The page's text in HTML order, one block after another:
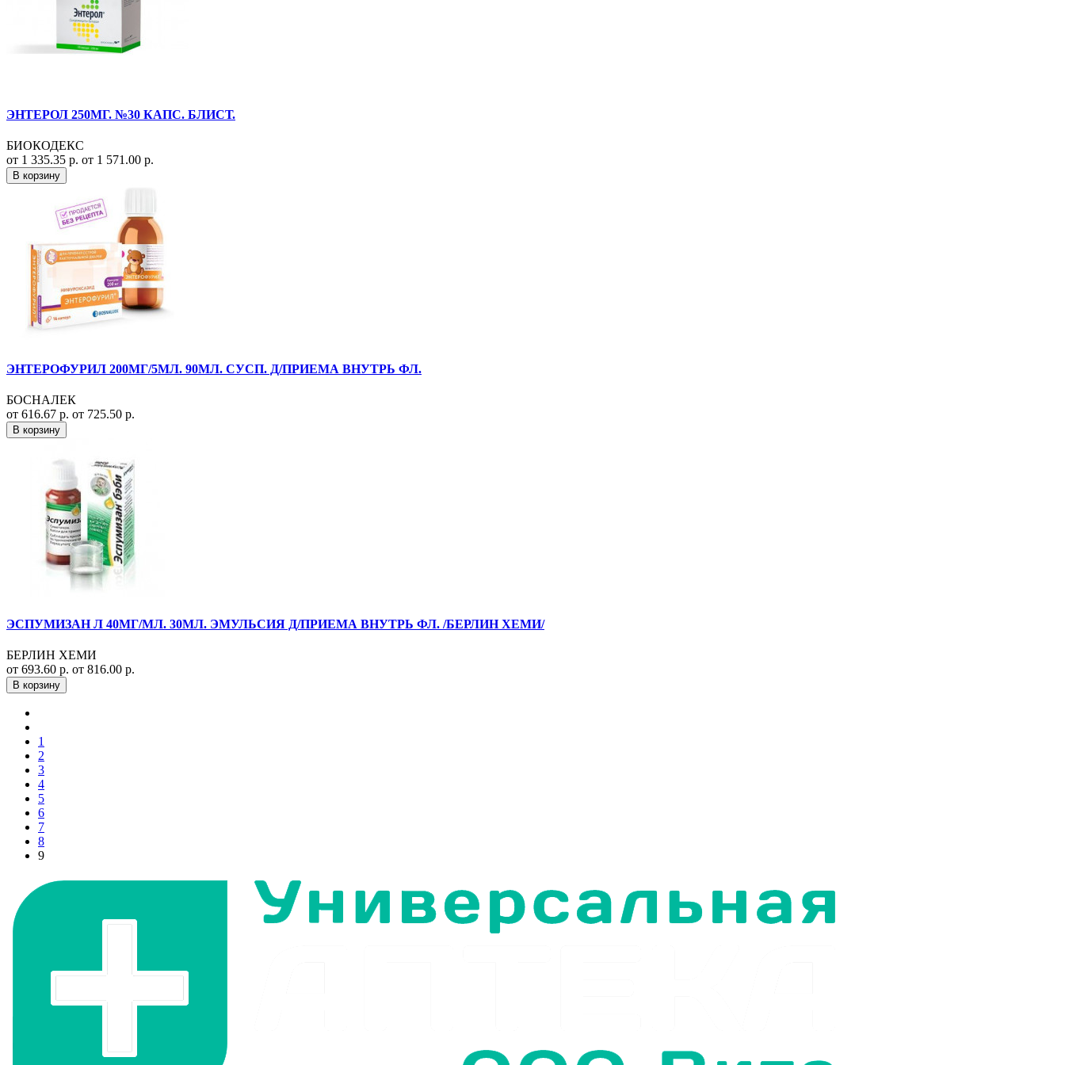
ЭНТЕРОЛ 250МГ. №30 КАПС. БЛИСТ.
БИОКОДЕКС
от 1 335.35 р. от 1 571.00 р.
В корзину
ЭНТЕРОФУРИЛ 200МГ/5МЛ. 90МЛ. СУСП. Д/ПРИЕМА ВНУТРЬ ФЛ.
БОСНАЛЕК
от 616.67 р. от 725.50 р.
В корзину
ЭСПУМИЗАН Л 40МГ/МЛ. 30МЛ. ЭМУЛЬСИЯ Д/ПРИЕМА ВНУТРЬ ФЛ. /БЕРЛИН ХЕМИ/
БЕРЛИН ХЕМИ
от 693.60 р. от 816.00 р.
В корзину
1
2
3
4
5
6
7
8
9